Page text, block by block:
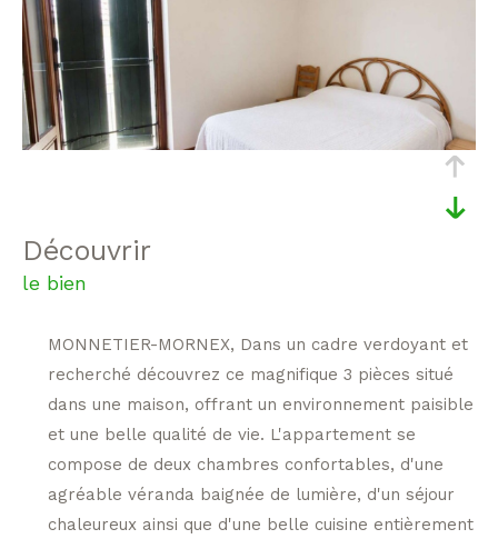
découvrir
le bien
MONNETIER-MORNEX, Dans un cadre verdoyant et
recherché découvrez ce magnifique 3 pièces situé
dans une maison, offrant un environnement paisible
et une belle qualité de vie. L'appartement se
compose de deux chambres confortables, d'une
agréable véranda baignée de lumière, d'un séjour
chaleureux ainsi que d'une belle cuisine entièrement